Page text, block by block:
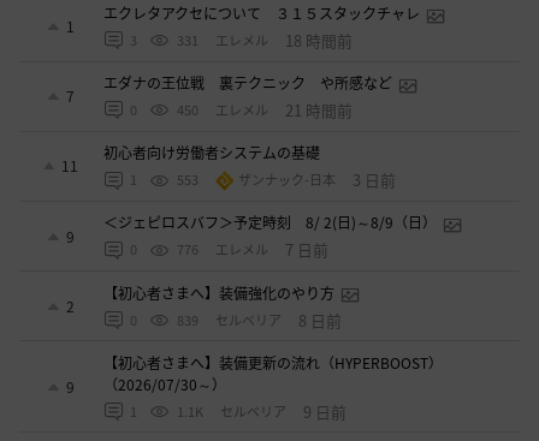
1
エクレタアクセについて ３１５スタックチャレ
3 331 エレメル 18 時間前
7
エダナの王位戦 裏テクニック や所感など
0 450 エレメル 21 時間前
11
初心者向け労働者システムの基礎
1 553 ザンナック-日本 3 日前
9
＜ジェピロスバフ＞予定時刻 8/ 2(日)～8/9（日）
0 776 エレメル 7 日前
2
【初心者さまへ】装備強化のやり方
0 839 セルベリア 8 日前
9
【初心者さまへ】装備更新の流れ（HYPERBOOST）
（2026/07/30～）
1 1.1K セルベリア 9 日前